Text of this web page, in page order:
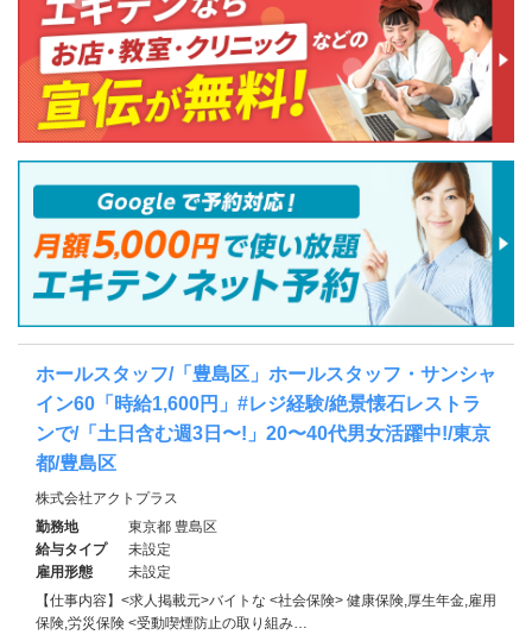
ホールスタッフ/「豊島区」ホールスタッフ・サンシャ
イン60「時給1,600円」#レジ経験/絶景懐石レストラ
ンで/「土日含む週3日〜!」20〜40代男女活躍中!/東京
都/豊島区
株式会社アクトプラス
勤務地
東京都 豊島区
給与タイプ
未設定
雇用形態
未設定
【仕事内容】<求人掲載元>バイトな <社会保険> 健康保険,厚生年金,雇用
保険,労災保険 <受動喫煙防止の取り組み…